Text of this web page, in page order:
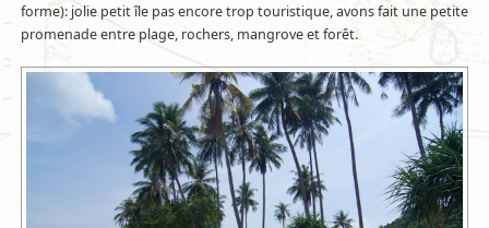
forme): jolie petit île pas encore trop touristique, avons fait une petite
promenade entre plage, rochers, mangrove et forêt.